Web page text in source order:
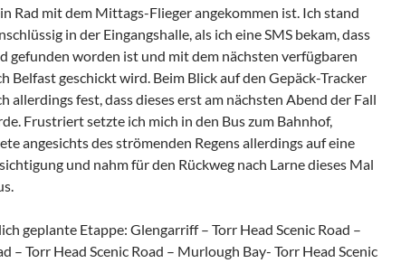
Rad mit dem Mittags-Flieger angekommen ist. Ich stand
in der Eingangshalle, als ich eine SMS bekam, dass
gefunden worden ist und mit dem nächsten verfügbaren
Belfast geschickt wird. Beim Blick auf den Gepäck-Tracker
allerdings fest, dass dieses erst am nächsten Abend der Fall
Frustriert setzte ich mich in den Bus zum Bahnhof,
angesichts des strömenden Regens allerdings auf eine
und nahm für den Rückweg nach Larne dieses Mal
geplante Etappe: Glengarriff – Torr Head Scenic Road –
– Torr Head Scenic Road – Murlough Bay- Torr Head Scenic